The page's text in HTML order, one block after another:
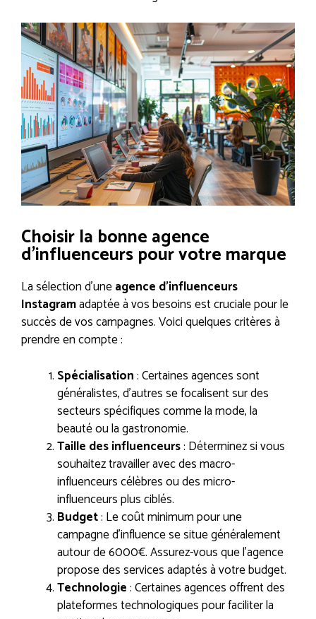
Choisir la bonne agence
d’influenceurs pour votre marque
La sélection d’uneagence d’influenceurs
Instagramadaptée à vos besoins est cruciale pour le
succès de vos campagnes. Voici quelques critères à
prendre en compte :
Spécialisation: Certaines agences sont
généralistes, d’autres se focalisent sur des
secteurs spécifiques comme la mode, la
beauté ou la gastronomie.
Taille des influenceurs: Déterminez si vous
souhaitez travailler avec des macro-
influenceurs célèbres ou des micro-
influenceurs plus ciblés.
Budget: Le coût minimum pour une
campagne d’influence se situe généralement
autour de 6000€. Assurez-vous que l’agence
propose des services adaptés à votre budget.
Technologie: Certaines agences offrent des
plateformes technologiques pour faciliter la